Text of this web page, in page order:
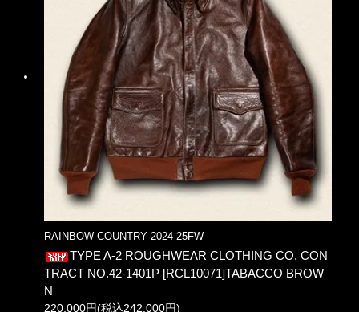
RAINBOW COUNTRY 2024-25FW
TYPE A-2 ROUGHWEAR CLOTHING CO. CON
TRACT NO.42-1401P [RCL10071]TABACCO BROW
N
220,000円(税込242,000円)